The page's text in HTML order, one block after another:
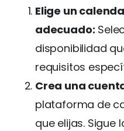
Elige un
adecuado:
disponibilidad
requisitos
Crea una
plataforma de
que elijas. Sigue